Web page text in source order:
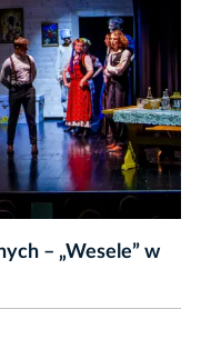
– „Wesele” w